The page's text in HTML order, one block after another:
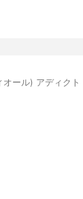
オール) アディク